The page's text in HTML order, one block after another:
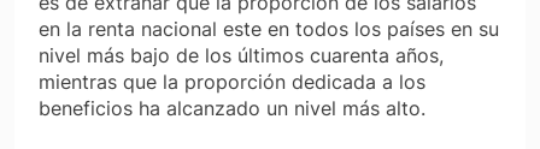
en la renta nacional este en todos los países en su
nivel más bajo de los últimos cuarenta años,
mientras que la proporción dedicada a los
beneficios ha alcanzado un nivel más alto.